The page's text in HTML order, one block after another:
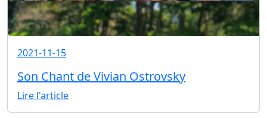
2021-11-15
Son Chant de Vivian Ostrovsky
Lire l'article